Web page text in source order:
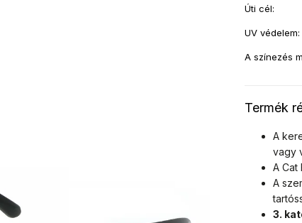
Termék
A
vagy
A Cat
A
3.
Úti cél:
UV védelem:
A színezés